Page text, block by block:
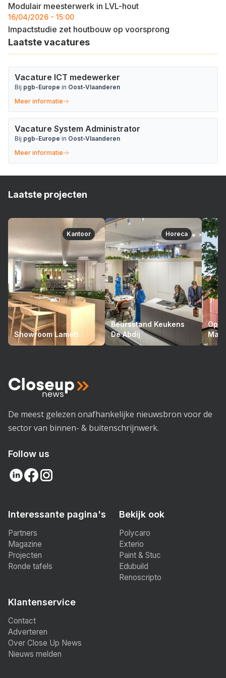
Modulair meesterwerk in LVL-hout
16/04/2026 - 15:00
Impactstudie zet houtbouw op voorsprong
Laatste vacatures
Vacature ICT medewerker
Bij pgb-Europe in Oost-Vlaanderen
Meer informatie
Vacature System Administrator
Bij pgb-Europe in Oost-Vlaanderen
Meer informatie
Laatste projecten
Kantoor
Showroom Lamett
Horeca
Beursstand Keukens
De Abdij
De meest gelezen onafhankelijke nieuwsbron voor de
sector van binnen- & buitenschrijnwerk.
Follow us
Interessante pagina's
Partners
Magazine
Projecten
Ronde tafels
Bekijk ook
Polycaro
Exterio
Paint & Stuc
Edubuild
Renoscripto
Klantenservice
Contact
Adverteren
Over Close Up News
Nieuws melden